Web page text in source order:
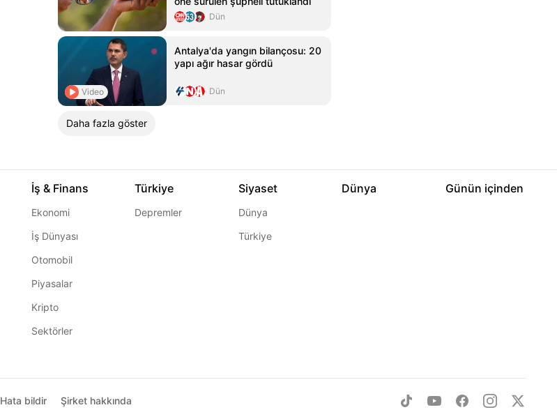
Dün
Video
Antalya'da yangın bilançosu: 20
yapı ağır hasar gördü
Dün
Daha fazla göster
İş & Finans
Ekonomi
İş Dünyası
Otomobil
Piyasalar
Kripto
Sektörler
Türkiye
Depremler
Siyaset
Dünya
Türkiye
Dünya Günün içinden
Hata bildir Şirket hakkında